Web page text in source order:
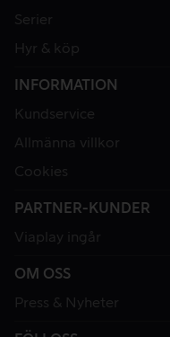
Serier
Hyr & köp
INFORMATION
Kundservice
Allmänna villkor
Cookies
PARTNER-KUNDER
Viaplay ingår
OM OSS
Press & Nyheter